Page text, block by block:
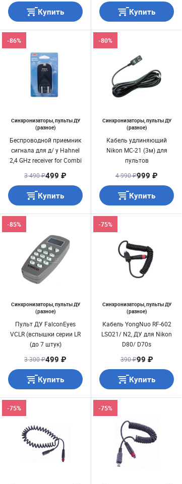
Купить
Купить
Синхронизаторы, пульты ДУ
(разное)
Беспроводной приемник
сигнала для д/ у Hahnel
2,4 GHz receiver for Combi
-86%
3 490 ₽499 ₽
Купить
Синхронизаторы, пульты ДУ
(разное)
Кабель удлиняющий
Nikon MС-21 (3м) для
пультов
-80%
4 990 ₽999 ₽
Купить
Синхронизаторы, пульты ДУ
(разное)
Пульт ДУ FalconEyes
VCLR (вспышки серии LR
(до 7 штук)
-85%
3 300 ₽499 ₽
Купить
Синхронизаторы, пульты ДУ
(разное)
Кабель YongNuo RF-602
LSO21/ N2, ДУ для Nikon
D80/ D70s
-75%
390 ₽99 ₽
Купить
-75% -75%